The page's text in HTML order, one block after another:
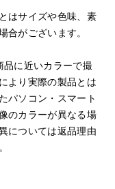
はサイズや色味、素
合がございます。
品に近いカラーで撮
より実際の製品とは
パソコン・スマート
のカラーが異なる場
については返品理由